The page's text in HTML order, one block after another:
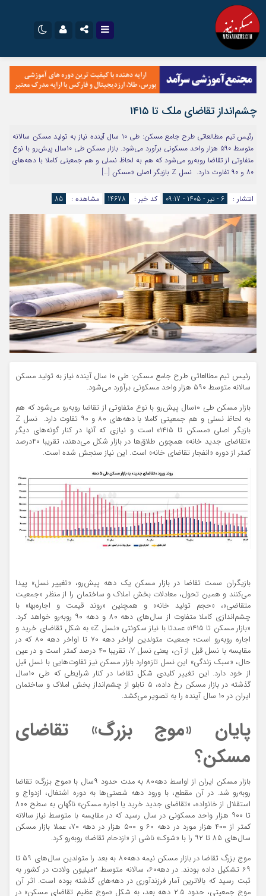
اینستاگرام
تلگرام
سروش
ایتا
آپارات
نام کاربری یا نشانی ایمیل
رمز عبور
مرا به خاطر بسپار
چشم‌انداز تقاضای ملک تا ۱۴۱۵
رئیس تیم مطالعاتی طرح جامع مسکن: طی ۱۰ سال آینده نیاز به تولید مسکن سالانه
متوسط ۵۹۰ هزار واحد مسکونی برآورد می‌شود. بازار مسکن طی ۱۰سال پیش‌رو با نوع
متفاوتی از تقاضا روبه‌رو می‌شود که هم به لحاظ نسلی و هم جمعیتی کاملا با دهه‌های
۸۰ و ۹۰ تفاوت دارد. نسل Z بازیگر اصلی «مسکن […]
انتشار : 6 - تیر - 1405 - 09:17 کد خبر : 14678 مشاهده : 85
رئیس تیم مطالعاتی طرح جامع مسکن: طی ۱۰ سال آینده نیاز به تولید مسکن
سالانه متوسط ۵۹۰ هزار واحد مسکونی برآورد می‌شود.
بازار مسکن طی ۱۰سال پیش‌رو با نوع متفاوتی از تقاضا روبه‌رو می‌شود که هم
به لحاظ نسلی و هم جمعیتی کاملا با دهه‌های ۸۰ و ۹۰ تفاوت دارد. نسل Z
بازیگر اصلی «مسکن تا ۱۴۱۵» است و نیازی که آنها در کنار گونه‌های دیگر
«تقاضای جدید خانه» همچون طلاق‌ها در بازار شکل می‌دهند، تقریبا ۴۰درصد
کمتر از دوره «انفجار تقاضای خانه» است. این نیاز سنجش شده است.
بازیگران سمت تقاضا در بازار مسکن یک دهه پیش‌رو، «تغییر نسل» پیدا
می‌کنند و همین تحول، معادلات بخش املاک و ساختمان را از منظر «جمعیت
متقاضی»، «حجم تولید خانه» و همچنین «روند قیمت و اجاره‌بها» با
چشم‌اندازی کاملا متفاوت از سال‌های دهه ۸۰ و دهه ۹۰ روبه‌رو خواهد کرد.
«بازار مسکن تا ۱۴۱۵» عمدتا با نیاز سکونتی «نسل Z» به شکل تقاضای خرید و
اجاره روبه‌رو است؛ جمعیت‌ متولدین اواخر دهه ۷۰ تا اواخر دهه ۸۰ که در
مقایسه با نسل قبل از آن، یعنی نسل Y، تقریبا ۴۰ درصد کمتر است و در عین
حال، «سبک زندگی» این نسل تازه‌وارد بازار مسکن نیز تفاوت‌‌هایی با نسل قبل
از خود دارد. این تغییر کلیدی شکل تقاضا در کنار شرایطی که طی ۱۰سال
گذشته در بازار مسکن رخ داده، ۵ تابلو از چشم‌انداز بخش املاک و ساختمان
ایران در ۱۰ سال آینده را به تصویر می‌کشد.
پایان «موج بزرگ» تقاضای
مسکن؟
بازار مسکن ایران از اواسط دهه۸۰ به مدت حدود ۹سال با «موج بزرگ» تقاضا
روبه‌رو شد. در آن مقطع، با ورود دهه شصتی‌ها به دوره اشتغال، ازدواج و
استقلال از خانواده، «تقاضای جدید خرید یا اجاره مسکن» ناگهان به سطح ۸۰۰
تا ۹۰۰ هزار واحد مسکونی در سال رسید که در مقایسه با متوسط نیاز سالانه
کمتر از ۴۰۰ هزار مورد در دهه ۶۰ و ۵۰۰ هزار در دهه ۷۰، عملا بازار مسکن
سال‌های ۸۵ تا ۹۲ را با «شوک» ناشی از «ازدحام تقاضا» روبه‌رو کرد.
موج بزرگ تقاضا در بازار مسکن نیمه دهه۸۰ به بعد را متولدین سال‌های ۵۹ تا
۶۹ تشکیل داده‌ بودند. در دهه۶۰، سالانه متوسط ۲‌میلیون ولادت در کشور به
ثبت رسید که بالاترین آمار فرزندآوری در دهه‌های گذشته بوده است. اثر آن
موج جمعیتی، حدود ۲.۵ دهه بعد، به شکل «موج عظیم تقاضای مسکن» در